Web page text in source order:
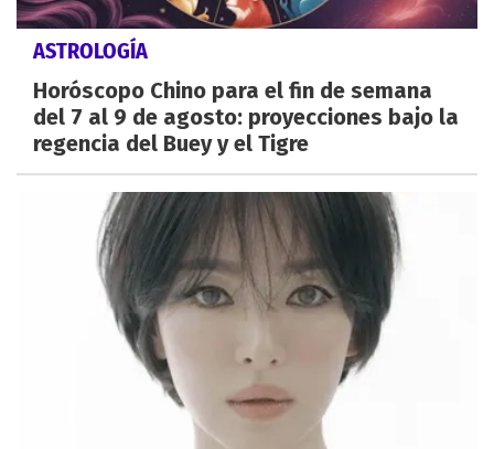
ASTROLOGÍA
Horóscopo Chino para el fin de semana
del 7 al 9 de agosto: proyecciones bajo la
regencia del Buey y el Tigre